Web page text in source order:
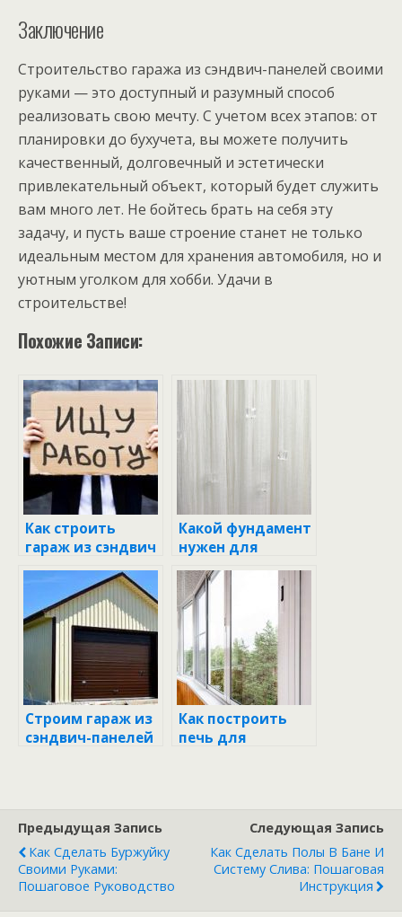
Заключение
Строительство гаража из сэндвич-панелей своими
руками — это доступный и разумный способ
реализовать свою мечту. С учетом всех этапов: от
планировки до бухучета, вы можете получить
качественный, долговечный и эстетически
привлекательный объект, который будет служить
вам много лет. Не бойтесь брать на себя эту
задачу, и пусть ваше строение станет не только
идеальным местом для хранения автомобиля, но и
уютным уголком для хобби. Удачи в
строительстве!
Похожие Записи:
Как строить
гараж из сэндвич
панелей своими
руками
Какой фундамент
нужен для
гаража из
сэндвич панелей
Строим гараж из
сэндвич-панелей
Как построить
печь для
Предыдущая Запись
Как Сделать Буржуйку
Своими Руками:
Пошаговое Руководство
Следующая Запись
Как Сделать Полы В Бане И
Систему Слива: Пошаговая
Инструкция